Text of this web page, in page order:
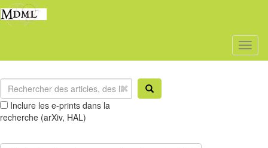
Inclure les e-prints dans la
recherche (arXiv, HAL)